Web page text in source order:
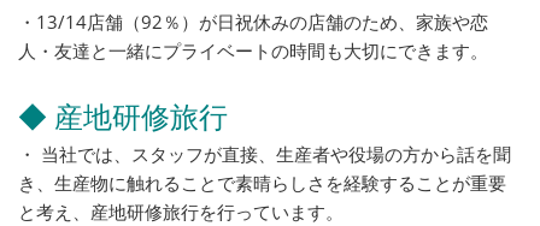
・13/14店舗（92％）が日祝休みの店舗のため、家族や恋
人・友達と一緒にプライベートの時間も大切にできます。
◆ 産地研修旅行
・ 当社では、スタッフが直接、生産者や役場の方から話を聞
き、生産物に触れることで素晴らしさを経験することが重要
と考え、産地研修旅行を行っています。